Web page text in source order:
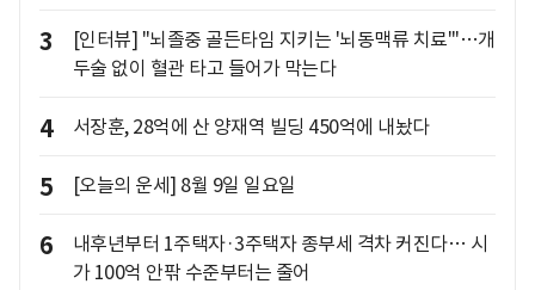
3
[인터뷰] "뇌졸중 골든타임 지키는 '뇌동맥류 치료'"…개
두술 없이 혈관 타고 들어가 막는다
4 서장훈, 28억에 산 양재역 빌딩 450억에 내놨다
5 [오늘의 운세] 8월 9일 일요일
6
내후년부터 1주택자·3주택자 종부세 격차 커진다… 시
가 100억 안팎 수준부터는 줄어